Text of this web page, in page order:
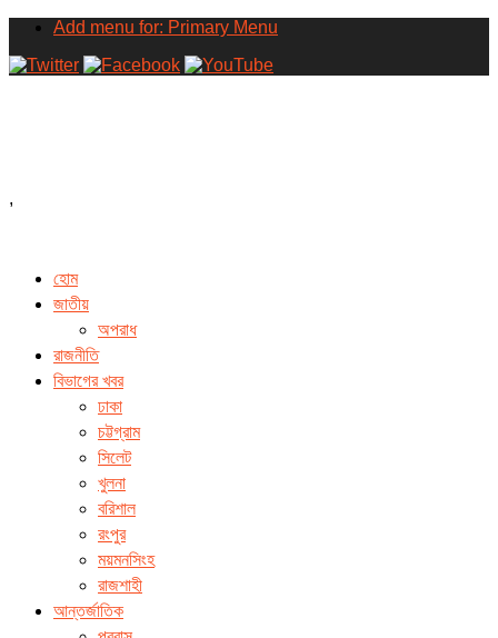
Add menu for: Primary Menu
,
হোম
জাতীয়
অপরাধ
রাজনীতি
বিভাগের খবর
ঢাকা
চট্টগ্রাম
সিলেট
খুলনা
বরিশাল
রংপুর
ময়মনসিংহ
রাজশাহী
আন্তর্জাতিক